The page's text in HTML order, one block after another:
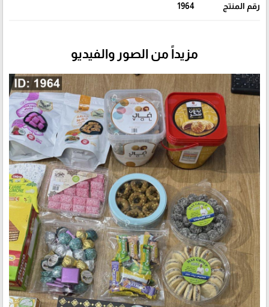
رقم المنتج 1964
مزيداً من الصور والفيديو